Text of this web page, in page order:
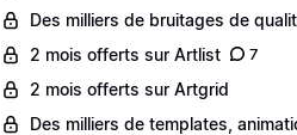
Des milliers de bruitages de
2 mois offerts sur Artlist 7
2 mois offerts sur Artgrid
Des milliers de templates,